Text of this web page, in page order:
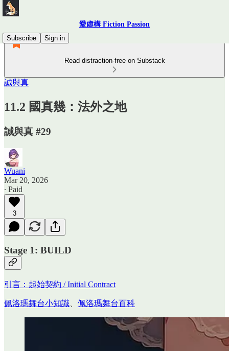
愛虛構 Fiction Passion
Subscribe
Sign in
Read distraction-free on Substack
誠與真
11.2 國真幾：法外之地
誠與真 #29
Wuani
Mar 20, 2026
∙ Paid
3
Stage 1: BUILD
引言：起始契約 / Initial Contract
佩洛瑪舞台小知識 佩洛瑪舞台百科